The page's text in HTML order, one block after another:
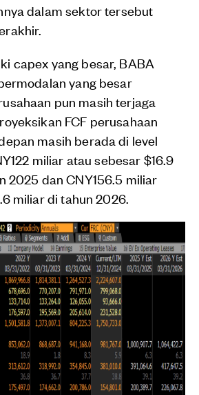
dalam sektor tersebut
capex yang besar, BABA
yang besar
pun masih terjaga
FCF perusahaan
masih berada di level
miliar atau sebesar $16.9
2025 dan CNY156.5 miliar
miliar di tahun 2026.